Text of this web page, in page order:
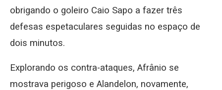
obrigando o goleiro Caio Sapo a fazer três
defesas espetaculares seguidas no espaço de
dois minutos.
Explorando os contra-ataques, Afrânio se
mostrava perigoso e Alandelon, novamente,